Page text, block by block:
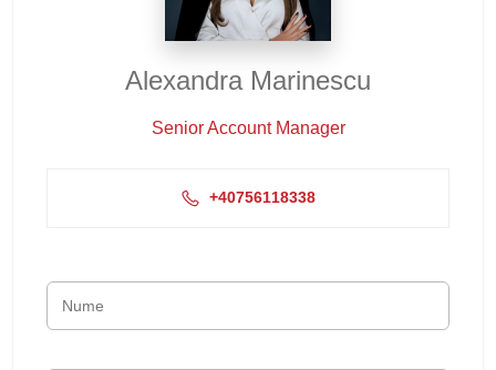
Alexandra Marinescu
Senior Account Manager
+40756118338